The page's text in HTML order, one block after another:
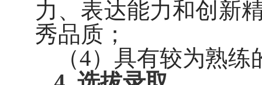
力、表达能力和创新
秀品质；
（4）具有较为熟练